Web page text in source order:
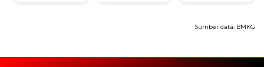
Sumber data: BMKG